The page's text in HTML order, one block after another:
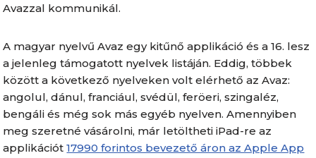
Avazzal kommunikál.
A magyar nyelvű Avaz egy kitűnő applikáció és a 16. lesz
a jelenleg támogatott nyelvek listáján. Eddig, többek
között a következő nyelveken volt elérhető az Avaz:
angolul, dánul, franciául, svédül, feröeri, szingaléz,
bengáli és még sok más egyéb nyelven. Amennyiben
meg szeretné vásárolni, már letöltheti iPad-re az
applikációt17990 forintos bevezető áron az Apple App